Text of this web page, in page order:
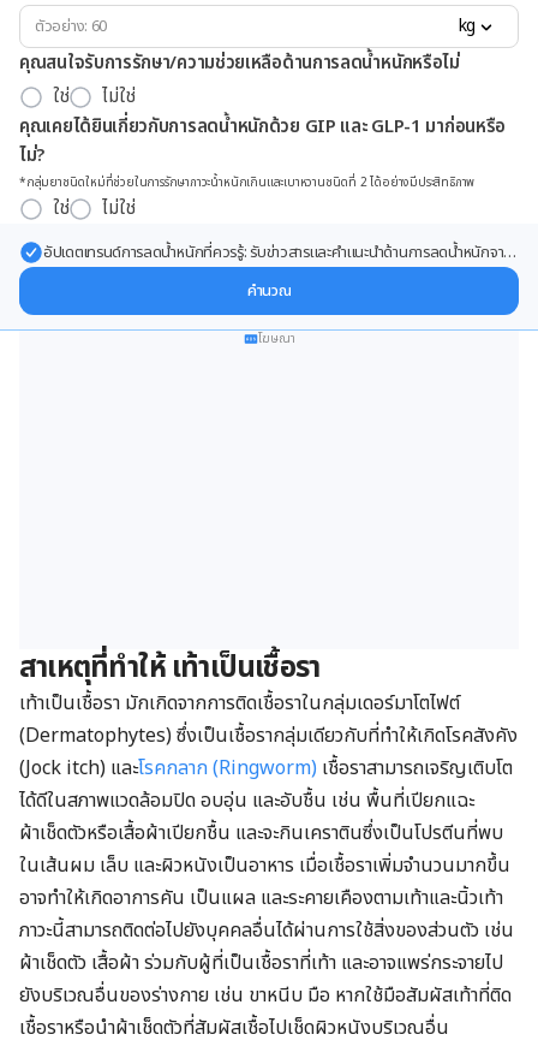
kg
คุณสนใจรับการรักษา/ความช่วยเหลือด้านการลดน้ำหนักหรือไม่
ใช่
ไม่ใช่
คุณเคยได้ยินเกี่ยวกับการลดน้ำหนักด้วย GIP และ GLP-1 มาก่อนหรือ
ไม่?
*กลุ่มยาชนิดใหม่ที่ช่วยในการรักษาภาวะน้ำหนักเกินและเบาหวานชนิดที่ 2 ได้อย่างมีประสิทธิภาพ
ใช่ ไม่ใช่
อัปเดตเทรนด์การลดน้ำหนักที่ควรรู้: รับข่าวสารและคำแนะนำด้านการลดน้ำหนักจาก
คำนวณ
โฆษณา
สาเหตุที่ทำให้ เท้าเป็นเชื้อรา
เท้าเป็นเชื้อรา มักเกิดจากการติดเชื้อราในกลุ่มเดอร์มาโตไฟต์
(Dermatophytes) ซึ่งเป็นเชื้อรากลุ่มเดียวกับที่ทำให้เกิดโรคสังคัง
(Jock itch) และโรคกลาก (Ringworm) เชื้อราสามารถเจริญเติบโต
ได้ดีในสภาพแวดล้อมปิด อบอุ่น และอับชื้น เช่น พื้นที่เปียกแฉะ
ผ้าเช็ดตัวหรือเสื้อผ้าเปียกชื้น และจะกินเคราตินซึ่งเป็นโปรตีนที่พบ
ในเส้นผม เล็บ และผิวหนังเป็นอาหาร เมื่อเชื้อราเพิ่มจำนวนมากขึ้น
อาจทำให้เกิดอาการคัน เป็นแผล และระคายเคืองตามเท้าและนิ้วเท้า
ภาวะนี้สามารถติดต่อไปยังบุคคลอื่นได้ผ่านการใช้สิ่งของส่วนตัว เช่น
ผ้าเช็ดตัว เสื้อผ้า ร่วมกับผู้ที่เป็นเชื้อราที่เท้า และอาจแพร่กระจายไป
ยังบริเวณอื่นของร่างกาย เช่น ขาหนีบ มือ หากใช้มือสัมผัสเท้าที่ติด
เชื้อราหรือนำผ้าเช็ดตัวที่สัมผัสเชื้อไปเช็ดผิวหนังบริเวณอื่น